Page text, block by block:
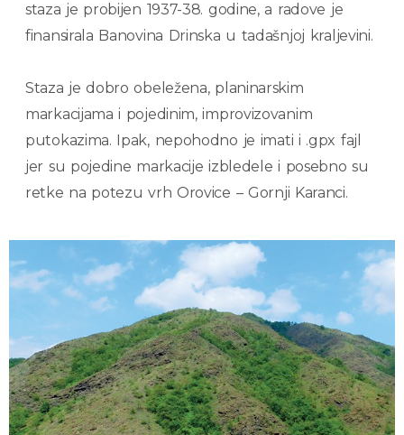
staza je probijen 1937-38. godine, a radove je
finansirala Banovina Drinska u tadašnjoj kraljevini.
Staza je dobro obeležena, planinarskim
markacijama i pojedinim, improvizovanim
putokazima. Ipak, nepohodno je imati i .gpx fajl
jer su pojedine markacije izbledele i posebno su
retke na potezu vrh Orovice – Gornji Karanci.